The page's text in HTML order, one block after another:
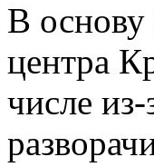
В основу
центра
числе